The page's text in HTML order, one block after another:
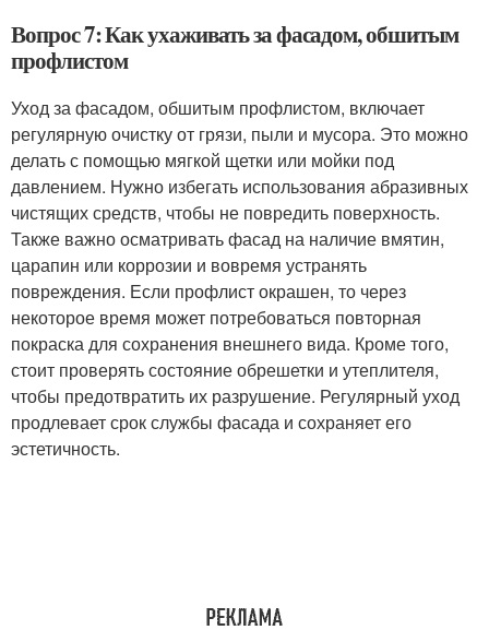
Вопрос 7: Как ухаживать за фасадом, обшитым
профлистом
Уход за фасадом, обшитым профлистом, включает
регулярную очистку от грязи, пыли и мусора. Это можно
делать с помощью мягкой щетки или мойки под
давлением. Нужно избегать использования абразивных
чистящих средств, чтобы не повредить поверхность.
Также важно осматривать фасад на наличие вмятин,
царапин или коррозии и вовремя устранять
повреждения. Если профлист окрашен, то через
некоторое время может потребоваться повторная
покраска для сохранения внешнего вида. Кроме того,
стоит проверять состояние обрешетки и утеплителя,
чтобы предотвратить их разрушение. Регулярный уход
продлевает срок службы фасада и сохраняет его
эстетичность.